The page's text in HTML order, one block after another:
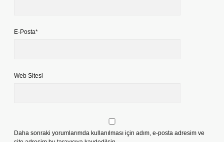
E-Posta*
Web Sitesi
Daha sonraki yorumlarımda kullanılması için adım, e-posta adresim ve